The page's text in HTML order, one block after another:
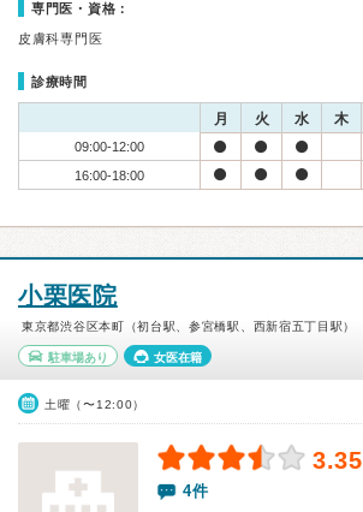
専門医・資格：
皮膚科専門医
診療時間
月 火 水 木
09:00-12:00
16:00-18:00
小栗医院
東京都渋谷区本町（初台駅、参宮橋駅、西新宿五丁目駅）
駐車場あり 女医在籍
土曜（〜12:00）
3.35
4件